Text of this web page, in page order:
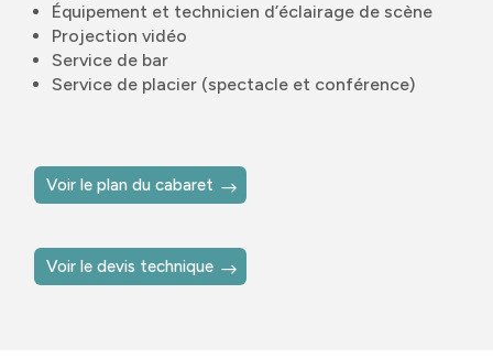
Équipement et technicien d’éclairage de scène
Projection vidéo
Service de bar
Service de placier (spectacle et conférence)
Voir le plan du cabaret
Voir le devis technique